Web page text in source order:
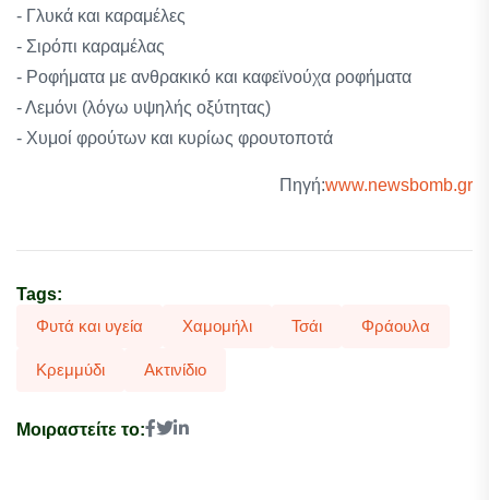
- Γλυκά και καραμέλες
- Σιρόπι καραμέλας
- Ροφήματα με ανθρακικό και καφεϊνούχα ροφήματα
- Λεμόνι (λόγω υψηλής οξύτητας)
- Χυμοί φρούτων και κυρίως φρουτοποτά
Πηγή:www.newsbomb.gr
Tags:
Φυτά και υγεία
Χαμομήλι Τσάι Φράουλα
Κρεμμύδι Ακτινίδιο
Μοιραστείτε το: